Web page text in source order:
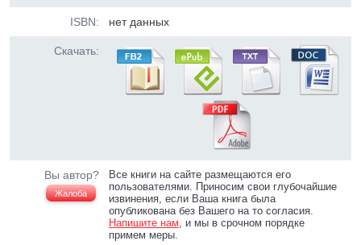
ISBN: нет данных
Скачать:
Вы автор?
Жалоба
Все книги на сайте размещаются его
пользователями. Приносим свои глубочайшие
извинения, если Ваша книга была
опубликована без Вашего на то согласия.
Напишите нам, и мы в срочном порядке
примем меры.